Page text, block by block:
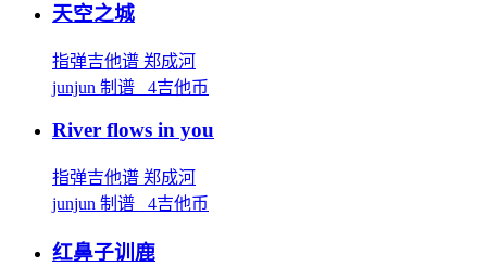
天空之城
指弹吉他谱 郑成河
junjun 制谱 4吉他币
River flows in you
指弹吉他谱 郑成河
junjun 制谱 4吉他币
红鼻子训鹿